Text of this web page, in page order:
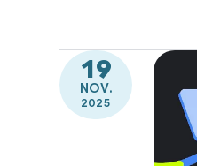
19
NOV.
2025